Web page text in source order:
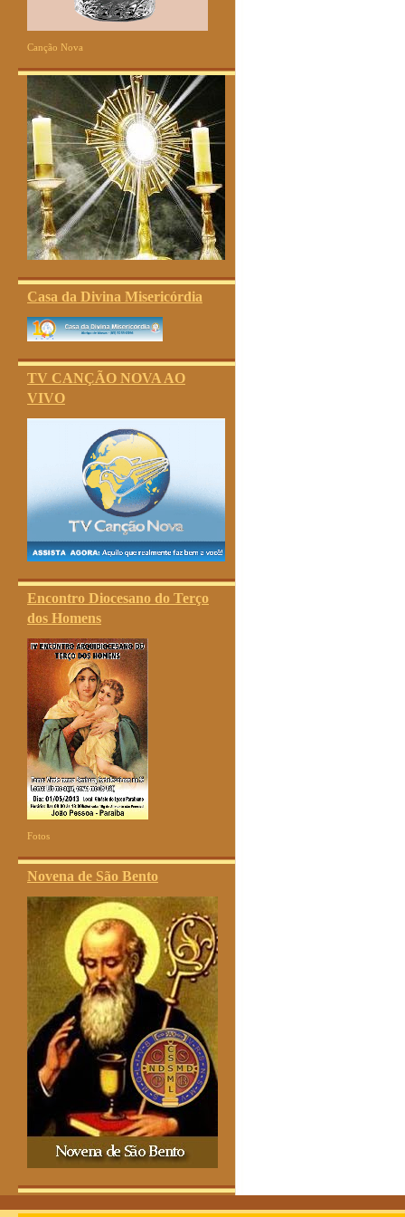
Canção Nova
Casa da Divina Misericórdia
TV CANÇÃO NOVA AO
VIVO
Encontro Diocesano do Terço
dos Homens
Fotos
Novena de São Bento